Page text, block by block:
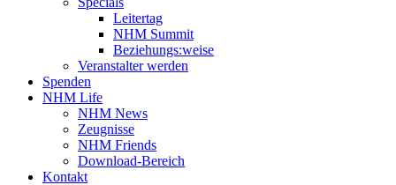
Leitertag
NHM Summit
Beziehungs:weise
Veranstalter werden
Spenden
NHM Life
NHM News
Zeugnisse
NHM Friends
Download-Bereich
Kontakt